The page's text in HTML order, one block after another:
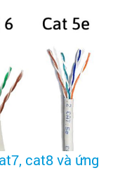
cat8 và ứng